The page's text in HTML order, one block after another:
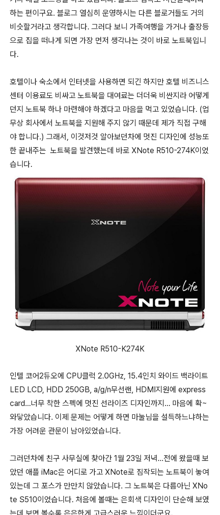
하는 편이구요. 블로그 열심히 운영하시는 다른 블로거들도 거의
비슷할거라고 생각합니다. 그러다 보니 가족여행을 가거나 출장등
으로 집을 떠나게 되면 가장 먼저 생각나는 것이 바로 노트북입니
다.
호텔이나 숙소에서 인터넷을 사용하면 되긴 하지만 호텔 비즈니스
센터 이용료도 비싸고 노트북을 대여료는 더더욱 비싼지라 어떻게
던지 노트북 하나 마련해야 하겠다고 마음을 먹고 있었습니다. (업
무상 회사에서 노트북을 지원해 주지 않기 때문데 제가 직접 구해
야 합니다.) 그래서, 이것저것 알아보던차에 멋진 디자인에 성능또
한 끝내주는 노트북을 발견했는데 바로 XNote R510-274K이었
습니다.
XNote R510-K274K
인텔 코어2듀오에 CPU클럭 2.0GHz, 15.4인치 와이드 백라이트
LED LCD, HDD 250GB, a/g/n무선랜, HDMI지원에 express
card...너무 착한 스펙에 멋진 선라이즈 디자인까지... 마음에 확~
와닿았습니다. 이제 문제는 어떻게 하면 마눌님을 설득하느냐하는
가장 어려운 관문이 남아있었습니다.
그러던차에 친구 사무실에 찾아간 1월 23일 저녁...전에 왔을때 보
았던 애플 iMac은 어디로 가고 XNote로 짐작되는 노트북이 놓여
있는데 그 포스가 만만치 않았습니다. 그 노트북은 다름아닌 XNo
te S510이었습니다. 처음에 볼때는 은회색 디자인이 단순해 보였